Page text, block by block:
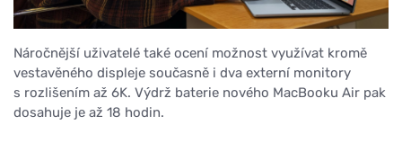
Náročnější uživatelé také ocení možnost využívat kromě
vestavěného displeje současně i dva externí monitory
s rozlišením až 6K. Výdrž baterie nového MacBooku Air pak
dosahuje je až 18 hodin.